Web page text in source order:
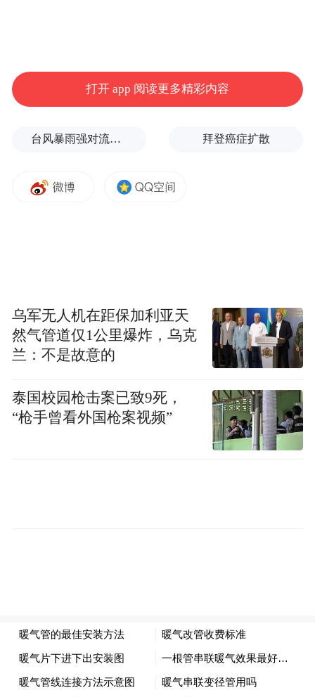
打开 app 阅读更多精彩内容
台风暴雨强对流三预警！“白海豚”最新位置公布 拜登癌症扩散
乌军无人机在距保加利亚天
然气管道仅1公里爆炸，乌克
兰：不是故意的
泰国校园枪击案已致9死，
“枪手曾看外国枪案视频”